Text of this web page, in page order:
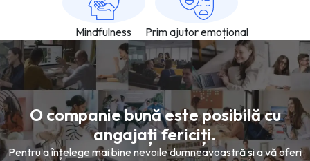
Mindfulness Prim ajutor emoțional
O companie bună este posibilă cu
angajați fericiți.
Pentru a înțelege mai bine nevoile dumneavoastră și a vă oferi